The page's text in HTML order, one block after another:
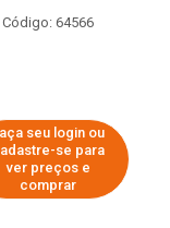
Código: 64566
seu login ou
se para
ver preços e
comprar